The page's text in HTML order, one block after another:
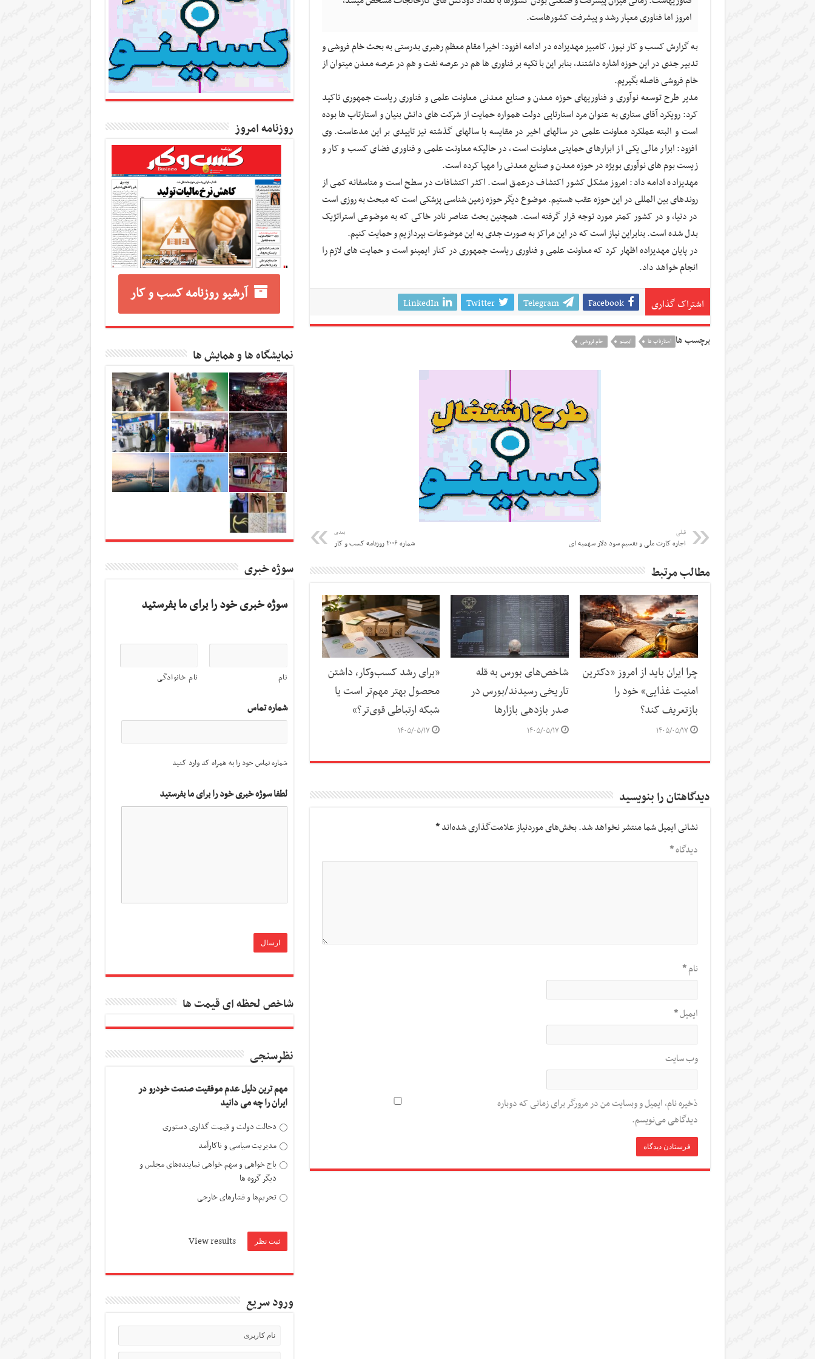
امروز اما فناوری معیار رشد و پیشرفت کشورهاست.
به گزارش کسب و کار نیوز، کامبیز مهدیزاده در ادامه افزود: اخیرا مقام معظم رهبری بدرستی به بحث خام فروشی و
تدبیر جدی در این حوزه اشاره داشتند، بنابر این با تکیه بر فناوری ها هم در عرصه نفت و هم در عرصه معدن میتوان از
خام فروشی فاصله بگیریم.
مدیر طرح توسعه نوآوری و فناوریهای حوزه معدن و صنایع معدنی معاونت علمی و فناوری ریاست جمهوری تاکید
کرد: رویکرد آقای ستاری به عنوان مرد استارتاپی دولت همواره حمایت از شرکت های دانش بنیان و استارتاپ ها بوده
است و البته عملکرد معاونت علمی در سالهای اخیر در مقایسه با سالهای گذشته نیز تاییدی بر این مدعاست. وی
افزود: ابزار مالی یکی از ابزارهای حمایتی معاونت است، در حالیکه معاونت علمی و فناوری فضای کسب و کار و
زیست بوم های نوآوری بویژه در حوزه معدن و صنایع معدنی را مهیا کرده است.
مهدیزاده ادامه داد: امروز مشکل کشور اکتشاف درعمق است. اکثر اکتشافات در سطح است و متاسفانه کمی از
روندهای بین المللی در این حوزه عقب هستیم. موضوع دیگر حوزه زمین شناسی پزشکی است که مبحث به روزی است
در دنیا، و در کشور کمتر مورد توجه قرار گرفته است. همچنین بحث عناصر نادر خاکی که به موضوعی استراتژیک
بدل شده است. بنابراین نیاز است که در این مراکز به صورت جدی به این موضوعات بپردازیم و حمایت کنیم.
در پایان مهدیزاده اظهار کرد که معاونت علمی و فناوری ریاست جمهوری در کنار ایمینو است و حمایت های لازم را
انجام خواهد داد.
اشتراک گذاری Facebook
Telegram
Twitter
LinkedIn
برچسب ها استارتاپ ها ایمینو خام فروشی
قبلی
اجاره کارت ملی و تقسیم سود دلار سهمیه ای
بعدی
شماره ۲۰۰۶ روزنامه کسب و کار
مطالب مرتبط
چرا ایران باید از امروز «دکترین
امنیت غذایی» خود را
بازتعریف کند؟
۱۴۰۵/۰۵/۱۷
شاخص‌های بورس به قله
تاریخی رسیدند/بورس در
صدر بازدهی بازارها
۱۴۰۵/۰۵/۱۷
«برای رشد کسب‌وکار، داشتن
محصول بهتر مهم‌تر است یا
شبکه ارتباطی قوی‌تر؟»
۱۴۰۵/۰۵/۱۷
دیدگاهتان را بنویسید
نشانی ایمیل شما منتشر نخواهد شد.بخش‌های موردنیاز علامت‌گذاری شده‌اند*
دیدگاه*
نام*
ایمیل*
وب‌ سایت
ذخیره نام، ایمیل و وبسایت من در مرورگر برای زمانی که دوباره
دیدگاهی می‌نویسم.
روزنامه امروز
آرشیو روزنامه کسب و کار
نمایشگاه ها و همایش ها
سوژه خبری
سوژه خبری خود را برای ما بفرستید
نام نام خانوادگی
شماره تماس
شماره تماس خود را به همراه کد وارد کنید
لطفا سوژه خبری خود را برای ما بفرستید
شاخص لحظه ای قیمت ها
نظرسنجی
مهم ترین دلیل عدم موفقیت صنعت خودرو در
ایران را چه می دانید
دخالت دولت و قیمت گذاری دستوری
مدیریت سیاسی و ناکارآمد
باج خواهی و سهم خواهی نماینده‌های مجلس و
دیگر گروه ها
تحریم‌ها و فشارهای خارجی
View results
ورود سریع